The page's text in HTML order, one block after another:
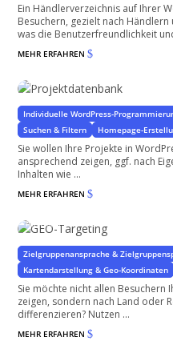
Ein Händlerverzeichnis auf Ihrer
Besuchern, gezielt nach
was die Benutzerfreundlichkeit
MEHR ERFAHREN$
Projektdatenbank
mit WordPress
Individuelle WordPress-
Suchen & Filtern
Homepage-
Sie wollen Ihre Projekte in
ansprechend zeigen, ggf. nach
Inhalten wie ...
MEHR ERFAHREN$
GEO-Targeting
für WordPress und WooCommerce
Zielgruppenansprache &
Kartendarstellung & Geo-Koordinaten
Sie möchte nicht allen Besuchern
zeigen, sondern nach Land oder
differenzieren? Nutzen ...
MEHR ERFAHREN$
Produktdatenbank